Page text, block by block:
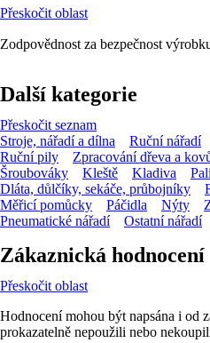
Přeskočit oblast
Zodpovědnost za bezpečnost
Další kategorie
Přeskočit seznam
Stroje, nářadí a dílna
Ruční nářadí
Ruční pily
Zpracování dřeva a
Šroubováky
Kleště Kladiva
Dláta, důlčíky, sekáče, průbojníky
Měřicí pomůcky
Páčidla Nýty
Pneumatické nářadí
Ostatní nářadí
Zákaznická hodnocení
Přeskočit oblast
Hodnocení mohou být napsána i od
prokazatelně nepoužili nebo